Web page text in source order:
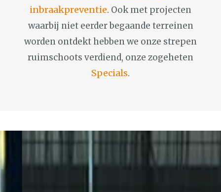
inbraakpreventie. Ook met projecten
waarbij niet eerder begaande terreinen
worden ontdekt hebben we onze strepen
ruimschoots verdiend, onze zogeheten
Specials.